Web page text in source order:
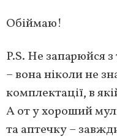
Обіймаю!
P.S. Не запарюйся
– вона ніколи не
комплектації, в
А от у хороший
та аптечку –